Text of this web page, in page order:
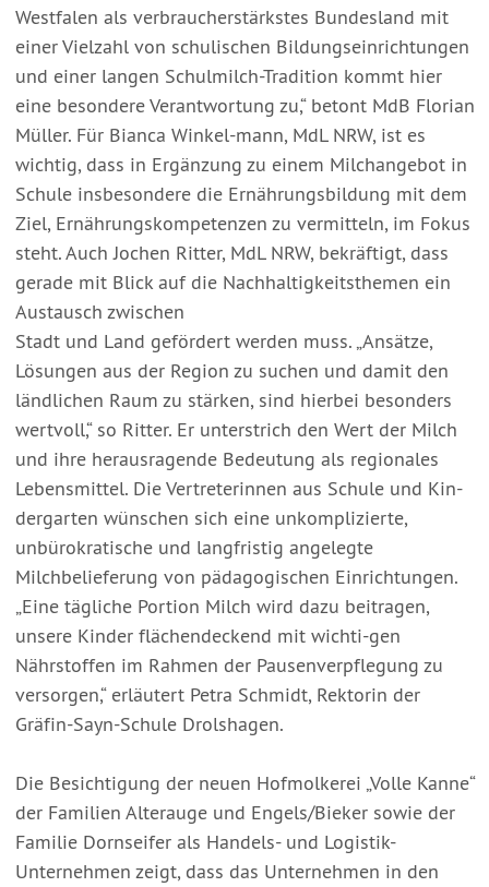
Westfalen als verbraucherstärkstes Bundesland mit
einer Vielzahl von schulischen Bildungseinrichtungen
und einer langen Schulmilch-Tradition kommt hier
eine besondere Verantwortung zu,“ betont MdB Florian
Müller. Für Bianca Winkel-mann, MdL NRW, ist es
wichtig, dass in Ergänzung zu einem Milchangebot in
Schule insbesondere die Ernährungsbildung mit dem
Ziel, Ernährungskompetenzen zu vermitteln, im Fokus
steht. Auch Jochen Ritter, MdL NRW, bekräftigt, dass
gerade mit Blick auf die Nachhaltigkeitsthemen ein
Austausch zwischen
Stadt und Land gefördert werden muss. „Ansätze,
Lösungen aus der Region zu suchen und damit den
ländlichen Raum zu stärken, sind hierbei besonders
wertvoll,“ so Ritter. Er unterstrich den Wert der Milch
und ihre herausragende Bedeutung als regionales
Lebensmittel. Die Vertreterinnen aus Schule und Kin-
dergarten wünschen sich eine unkomplizierte,
unbürokratische und langfristig angelegte
Milchbelieferung von pädagogischen Einrichtungen.
„Eine tägliche Portion Milch wird dazu beitragen,
unsere Kinder flächendeckend mit wichti-gen
Nährstoffen im Rahmen der Pausenverpflegung zu
versorgen,“ erläutert Petra Schmidt, Rektorin der
Gräfin-Sayn-Schule Drolshagen.
Die Besichtigung der neuen Hofmolkerei „Volle Kanne“
der Familien Alterauge und Engels/Bieker sowie der
Familie Dornseifer als Handels- und Logistik-
Unternehmen zeigt, dass das Unternehmen in den